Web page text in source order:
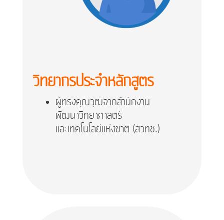
วิทยากรประจำหลักสูตร
ผู้ทรงคุณวุฒิจากสำนักงาน
พัฒนาวิทยาศาสตร์
และเทคโนโลยีแห่งชาติ (สวทช.)